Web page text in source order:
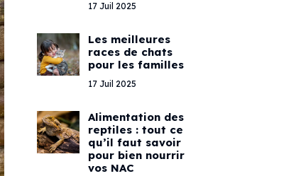
17 Juil 2025
Les meilleures
races de chats
pour les familles
17 Juil 2025
Alimentation des
reptiles : tout ce
qu’il faut savoir
pour bien nourrir
vos NAC